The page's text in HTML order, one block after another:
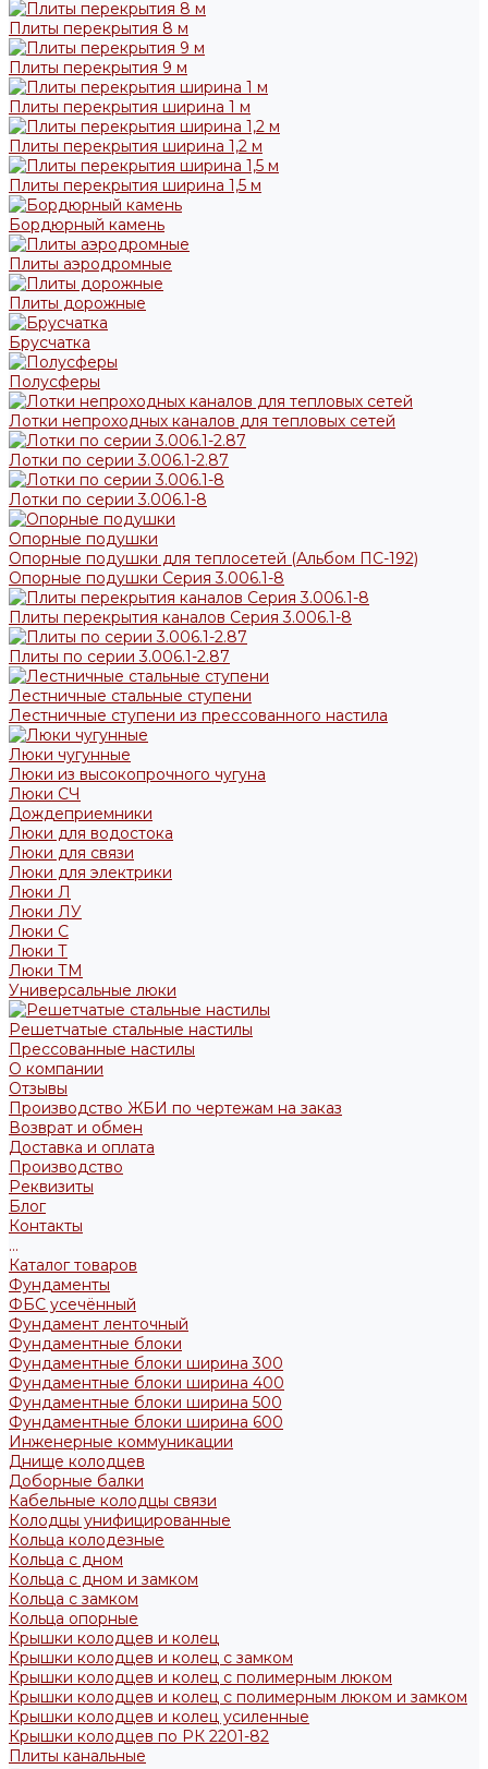
Плиты перекрытия 8 м
Плиты перекрытия 9 м
Плиты перекрытия ширина 1 м
Плиты перекрытия ширина 1,2 м
Плиты перекрытия ширина 1,5 м
Бордюрный камень
Плиты аэродромные
Плиты дорожные
Брусчатка
Полусферы
Лотки непроходных каналов для тепловых сетей
Лотки по серии 3.006.1-2.87
Лотки по серии 3.006.1-8
Опорные подушки
Опорные подушки для теплосетей (Альбом ПС-192)
Опорные подушки Серия 3.006.1-8
Плиты перекрытия каналов Серия 3.006.1-8
Плиты по серии 3.006.1-2.87
Лестничные стальные ступени
Лестничные ступени из прессованного настила
Люки чугунные
Люки из высокопрочного чугуна
Люки СЧ
Дождеприемники
Люки для водостока
Люки для связи
Люки для электрики
Люки Л
Люки ЛУ
Люки С
Люки Т
Люки ТМ
Универсальные люки
Решетчатые стальные настилы
Прессованные настилы
О компании
Отзывы
Производство ЖБИ по чертежам на заказ
Возврат и обмен
Доставка и оплата
Производство
Реквизиты
Блог
Контакты
...
Каталог товаров
Фундаменты
ФБС усечённый
Фундамент ленточный
Фундаментные блоки
Фундаментные блоки ширина 300
Фундаментные блоки ширина 400
Фундаментные блоки ширина 500
Фундаментные блоки ширина 600
Инженерные коммуникации
Днище колодцев
Доборные балки
Кабельные колодцы связи
Колодцы унифицированные
Кольца колодезные
Кольца с дном
Кольца с дном и замком
Кольца с замком
Кольца опорные
Крышки колодцев и колец
Крышки колодцев и колец с замком
Крышки колодцев и колец с полимерным люком
Крышки колодцев и колец с полимерным люком и замком
Крышки колодцев и колец усиленные
Крышки колодцев по РК 2201-82
Плиты канальные